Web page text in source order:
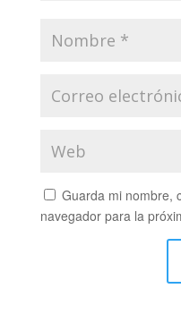
Guarda mi nombre,
navegador para la